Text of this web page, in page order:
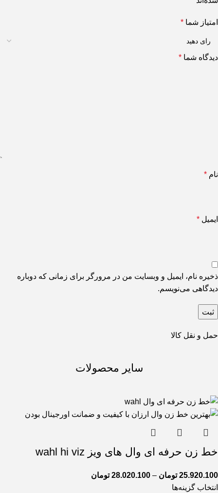
امتیاز شما *
دیدگاه شما *
نام *
ایمیل *
ذخیره نام، ایمیل و وبسایت من در مرورگر برای زمانی که دوباره
دیدگاهی می‌نویسم.
حمل و نقل کالا
سایر محصولات
خط زن حرفه ای وال های ویز wahl hi viz
25.920.100 تومان –
28.020.100 تومان
انتخاب گزینه‌ها